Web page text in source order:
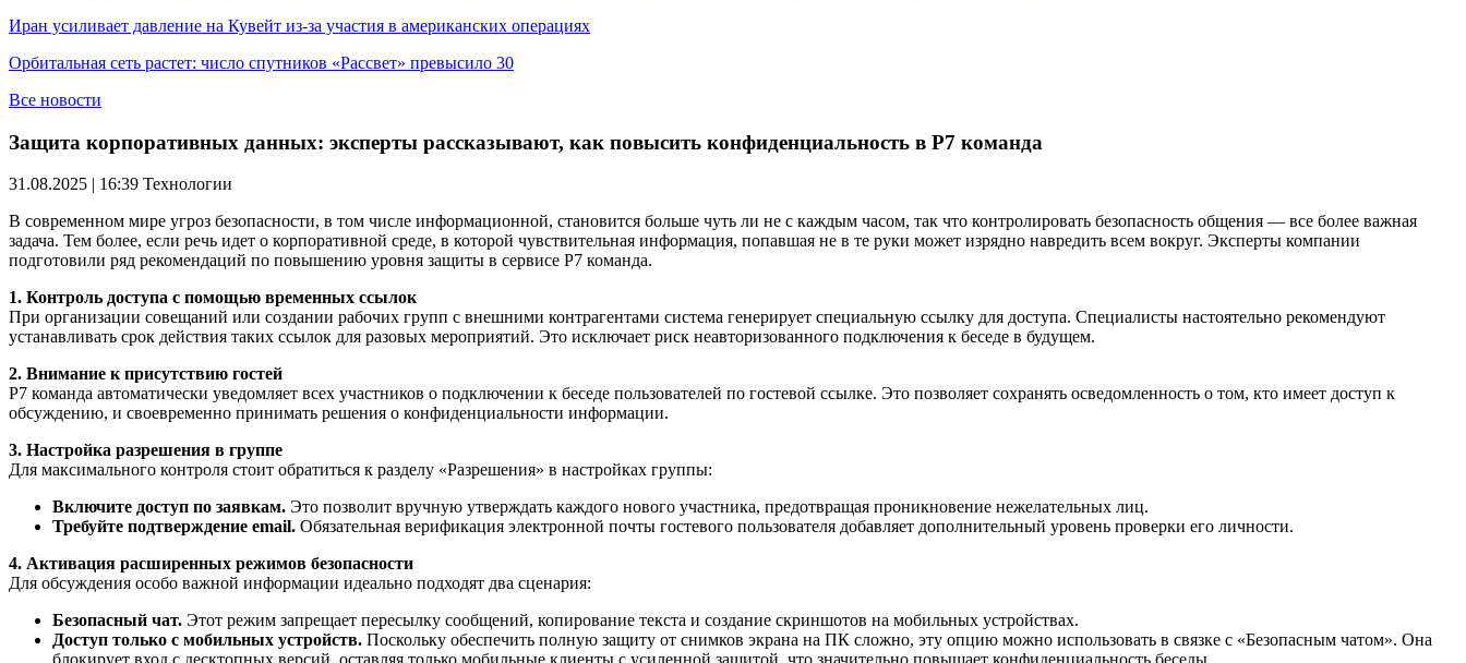
Иран усиливает давление на Кувейт из-за участия в американских операциях
Орбитальная сеть растет: число спутников «Рассвет» превысило 30
Все новости
Защита корпоративных данных: эксперты рассказывают, как повысить конфиденциальность в Р7 команда
31.08.2025 | 16:39 Технологии
В современном мире угроз безопасности, в том числе информационной, становится больше чуть ли не с каждым часом, так что контролировать безопасность общения — все более важная
задача. Тем более, если речь идет о корпоративной среде, в которой чувствительная информация, попавшая не в те руки может изрядно навредить всем вокруг. Эксперты компании
подготовили ряд рекомендаций по повышению уровня защиты в сервисе Р7 команда.
1. Контроль доступа с помощью временных ссылок
При организации совещаний или создании рабочих групп с внешними контрагентами система генерирует специальную ссылку для доступа. Специалисты настоятельно рекомендуют
устанавливать срок действия таких ссылок для разовых мероприятий. Это исключает риск неавторизованного подключения к беседе в будущем.
2. Внимание к присутствию гостей
Р7 команда автоматически уведомляет всех участников о подключении к беседе пользователей по гостевой ссылке. Это позволяет сохранять осведомленность о том, кто имеет доступ к
обсуждению, и своевременно принимать решения о конфиденциальности информации.
3. Настройка разрешения в группе
Для максимального контроля стоит обратиться к разделу «Разрешения» в настройках группы:
Включите доступ по заявкам. Это позволит вручную утверждать каждого нового участника, предотвращая проникновение нежелательных лиц.
Требуйте подтверждение email. Обязательная верификация электронной почты гостевого пользователя добавляет дополнительный уровень проверки его личности.
4. Активация расширенных режимов безопасности
Для обсуждения особо важной информации идеально подходят два сценария:
Безопасный чат. Этот режим запрещает пересылку сообщений, копирование текста и создание скриншотов на мобильных устройствах.
Доступ только с мобильных устройств. Поскольку обеспечить полную защиту от снимков экрана на ПК сложно, эту опцию можно использовать в связке с «Безопасным чатом». Она